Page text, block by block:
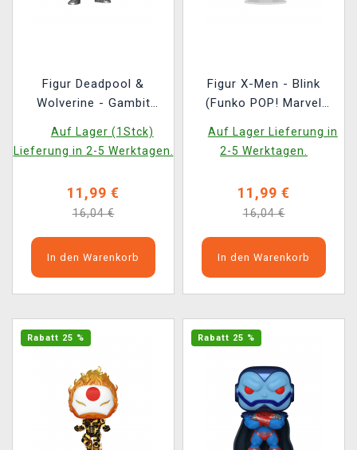
Figur Deadpool &
Wolverine - Gambit
1496)
Auf Lager (1Stck)
Lieferung in 2-5 Werktagen.
11,99 €
16,04 €
In den Warenkorb
Figur X-Men - Blink
(Funko POP! Marvel
Auf Lager Lieferung in
2-5 Werktagen.
11,99 €
16,04 €
In den Warenkorb
Rabatt 25 % Rabatt 25 %